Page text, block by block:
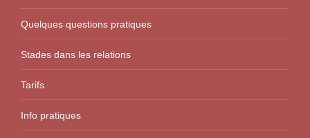
Quelques questions pratiques
Stades dans les relations
Tarifs
Info pratiques